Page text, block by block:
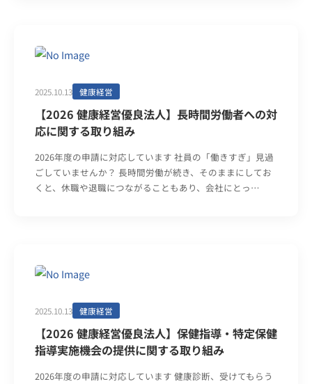
2025.10.13 健康経営
【2026 健康経営優良法人】長時間労働者への対
応に関する取り組み
2026年度の申請に対応しています 社員の「働きすぎ」見過
ごしていませんか？ 長時間労働が続き、そのままにしてお
くと、休職や退職につながることもあり、会社にとっ…
2025.10.13 健康経営
【2026 健康経営優良法人】保健指導・特定保健
指導実施機会の提供に関する取り組み
2026年度の申請に対応しています 健康診断、受けてもらう